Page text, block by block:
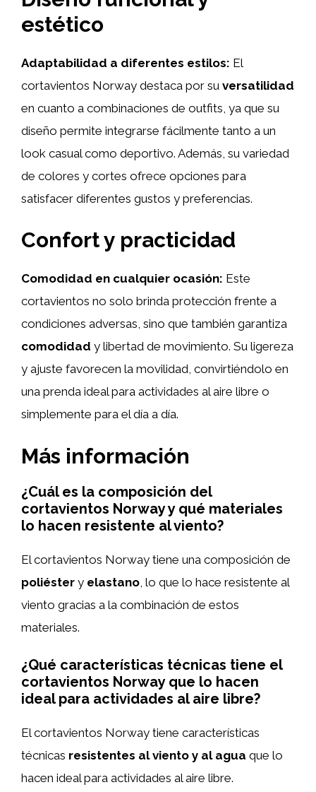
estético
Adaptabilidad a diferentes estilos: El
cortavientos Norway destaca por su versatilidad
en cuanto a combinaciones de outfits, ya que su
diseño permite integrarse fácilmente tanto a un
look casual como deportivo. Además, su variedad
de colores y cortes ofrece opciones para
satisfacer diferentes gustos y preferencias.
Confort y practicidad
Comodidad en cualquier ocasión: Este
cortavientos no solo brinda protección frente a
condiciones adversas, sino que también garantiza
comodidad y libertad de movimiento. Su ligereza
y ajuste favorecen la movilidad, convirtiéndolo en
una prenda ideal para actividades al aire libre o
simplemente para el día a día.
Más información
¿Cuál es la composición del
cortavientos Norway y qué materiales
lo hacen resistente al viento?
El cortavientos Norway tiene una composición de
poliéster y elastano , lo que lo hace resistente al
viento gracias a la combinación de estos
materiales.
¿Qué características técnicas tiene el
cortavientos Norway que lo hacen
ideal para actividades al aire libre?
El cortavientos Norway tiene características
técnicas resistentes al viento y al agua que lo
hacen ideal para actividades al aire libre.